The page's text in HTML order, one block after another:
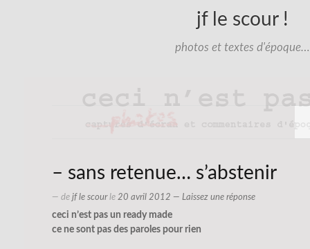
jf le scour !
photos et textes d'époque…
– sans retenue… s’abstenir
— de jf le scourle 20 avril 2012 — Laissez une réponse
ceci n’est pas un ready made
ce ne sont pas des paroles pour rien